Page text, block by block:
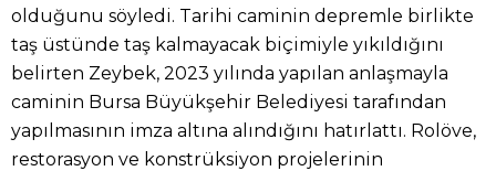
olduğunu söyledi. Tarihi caminin depremle birlikte
taş üstünde taş kalmayacak biçimiyle yıkıldığını
belirten Zeybek, 2023 yılında yapılan anlaşmayla
caminin Bursa Büyükşehir Belediyesi tarafından
yapılmasının imza altına alındığını hatırlattı. Rolöve,
restorasyon ve konstrüksiyon projelerinin